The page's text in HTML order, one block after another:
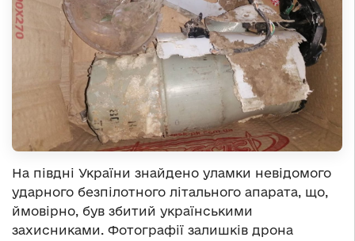
На півдні України знайдено уламки невідомого
ударного безпілотного літального апарата, що,
ймовірно, був збитий українськими
захисниками. Фотографії залишків дрона